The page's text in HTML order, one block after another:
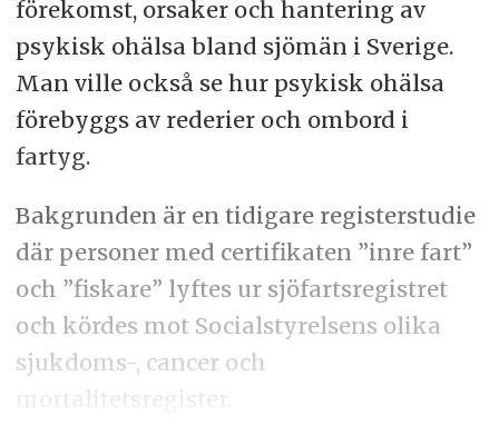
förekomst, orsaker och hantering av
psykisk ohälsa bland sjömän i Sverige.
Man ville också se hur psykisk ohälsa
förebyggs av rederier och ombord i
fartyg.
Bakgrunden är en tidigare registerstudie
där personer med certifikaten ”inre fart”
och ”fiskare” lyftes ur sjöfartsregistret
och kördes mot Socialstyrelsens olika
sjukdoms-, cancer och
mortalitetsregister.